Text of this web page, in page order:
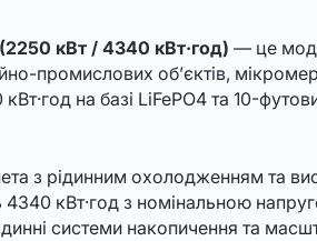
кВт / 4340 кВт·год) — це
промислових об’єктів,
на базі LiFePO4 та 10-
з рідинним охолодженням та
4340 кВт·год з номінальною
системи накопичення та